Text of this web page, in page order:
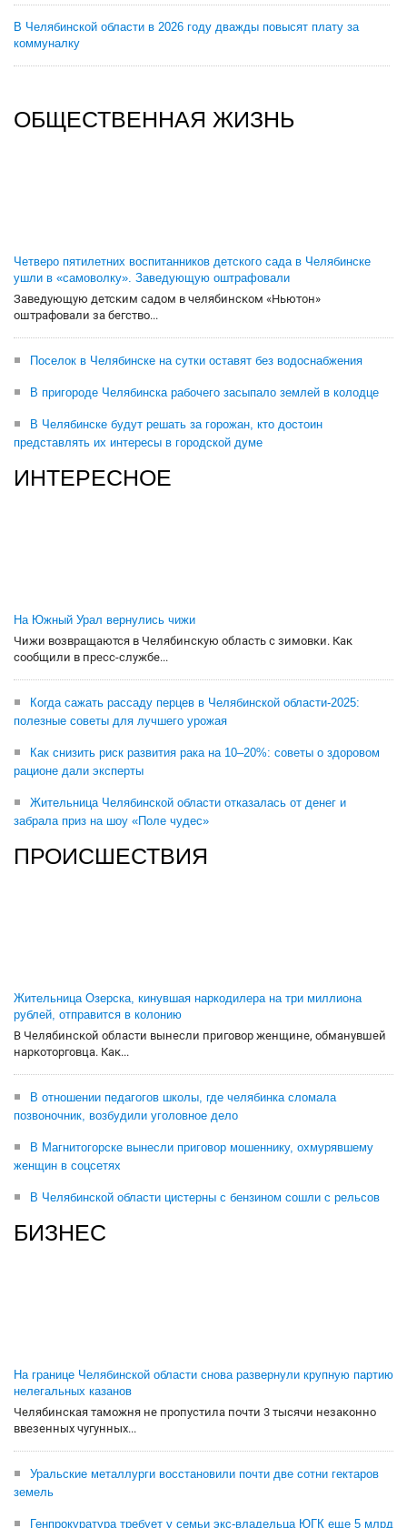
В Челябинской области в 2026 году дважды повысят плату за
коммуналку
ОБЩЕСТВЕННАЯ ЖИЗНЬ
Четверо пятилетних воспитанников детского сада в Челябинске
ушли в «самоволку». Заведующую оштрафовали
Заведующую детским садом в челябинском «Ньютон»
оштрафовали за бегство...
Поселок в Челябинске на сутки оставят без водоснабжения
В пригороде Челябинска рабочего засыпало землей в колодце
В Челябинске будут решать за горожан, кто достоин
представлять их интересы в городской думе
ИНТЕРЕСНОЕ
На Южный Урал вернулись чижи
Чижи возвращаются в Челябинскую область с зимовки. Как
сообщили в пресс-службе...
Когда сажать рассаду перцев в Челябинской области-2025:
полезные советы для лучшего урожая
Как снизить риск развития рака на 10–20%: советы о здоровом
рационе дали эксперты
Жительница Челябинской области отказалась от денег и
забрала приз на шоу «Поле чудес»
ПРОИСШЕСТВИЯ
Жительница Озерска, кинувшая наркодилера на три миллиона
рублей, отправится в колонию
В Челябинской области вынесли приговор женщине, обманувшей
наркоторговца. Как...
В отношении педагогов школы, где челябинка сломала
позвоночник, возбудили уголовное дело
В Магнитогорске вынесли приговор мошеннику, охмурявшему
женщин в соцсетях
В Челябинской области цистерны с бензином сошли с рельсов
БИЗНЕС
На границе Челябинской области снова развернули крупную партию
нелегальных казанов
Челябинская таможня не пропустила почти 3 тысячи незаконно
ввезенных чугунных...
Уральские металлурги восстановили почти две сотни гектаров
земель
Генпрокуратура требует у семьи экс-владельца ЮГК еще 5 млрд